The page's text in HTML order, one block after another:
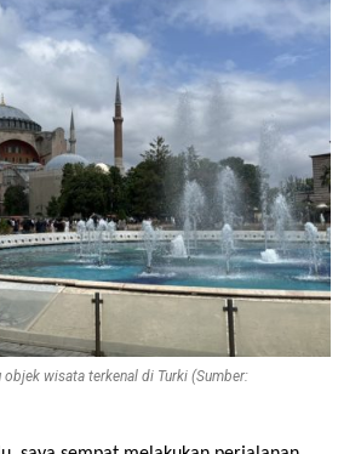
objek wisata terkenal di Turki (Sumber: